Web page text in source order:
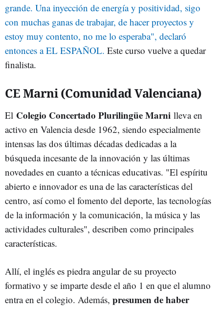
grande. Una inyección de energía y positividad, sigo
con muchas ganas de trabajar, de hacer proyectos y
estoy muy contento, no me lo esperaba", declaró
entonces a EL ESPAÑOL. Este curso vuelve a quedar
finalista.
CE Marni (Comunidad Valenciana)
El Colegio Concertado Plurilingüe Marni lleva en
activo en Valencia desde 1962, siendo especialmente
intensas las dos últimas décadas dedicadas a la
búsqueda incesante de la innovación y las últimas
novedades en cuanto a técnicas educativas. "El espíritu
abierto e innovador es una de las características del
centro, así como el fomento del deporte, las tecnologías
de la información y la comunicación, la música y las
actividades culturales", describen como principales
características.
Allí, el inglés es piedra angular de su proyecto
formativo y se imparte desde el año 1 en que el alumno
entra en el colegio. Además, presumen de haber